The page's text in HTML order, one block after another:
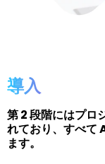
導入
第 2 段階にはプロ
れており、すべ
ます。